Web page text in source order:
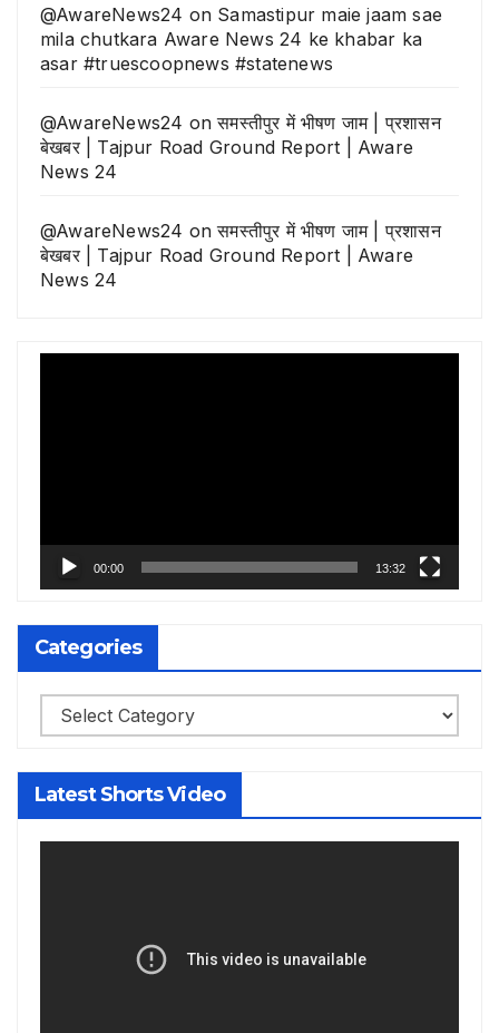
@AwareNews24 on Samastipur maie jaam sae
mila chutkara Aware News 24 ke khabar ka
asar #truescoopnews #statenews
@AwareNews24 onसमस्तीपुर में भीषण जाम | प्रशासन
बेखबर | Tajpur Road Ground Report | Aware
News 24
@AwareNews24 onसमस्तीपुर में भीषण जाम | प्रशासन
बेखबर | Tajpur Road Ground Report | Aware
News 24
00:00 13:32
Categories
Categories
Latest Shorts Video